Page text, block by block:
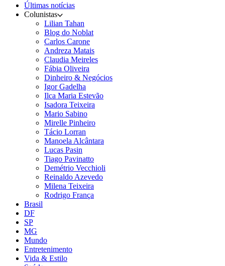
Últimas notícias
Colunistas
Lilian Tahan
Blog do Noblat
Carlos Carone
Andreza Matais
Claudia Meireles
Fábia Oliveira
Dinheiro & Negócios
Igor Gadelha
Ilca Maria Estevão
Isadora Teixeira
Mario Sabino
Mirelle Pinheiro
Tácio Lorran
Manoela Alcântara
Lucas Pasin
Tiago Pavinatto
Demétrio Vecchioli
Reinaldo Azevedo
Milena Teixeira
Rodrigo França
Brasil
DF
SP
MG
Mundo
Entretenimento
Vida & Estilo